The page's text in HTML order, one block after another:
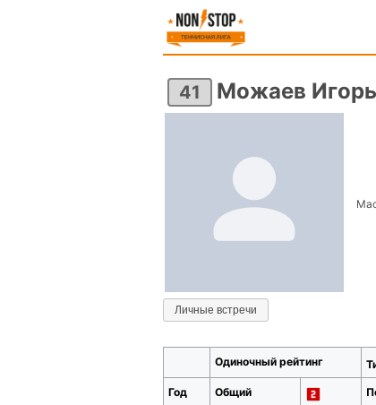
41 Можаев Игорь
Личные встречи
Одиночный рейтинг
Год Общий